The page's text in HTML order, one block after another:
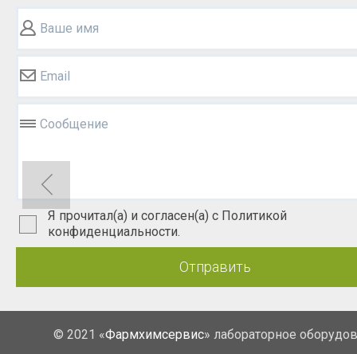
Ваше имя
Email
Сообщение
Я прочитал(а) и согласен(а) с Политикой
конфиденциальности.
Отправить
© 2021 «Фармхимсервис» лабораторное